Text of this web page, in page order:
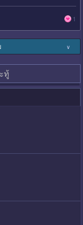
1
∨
ทู้